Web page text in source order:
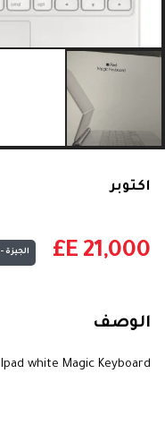
اكتوبر
E£ 21,000 الجيزة - 6 أكتوبر
الوصف
Ipad white Magic Keyboard